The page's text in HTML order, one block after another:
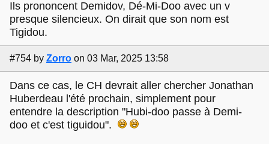
Ils prononcent Demidov, Dé-Mi-Doo avec un v
presque silencieux. On dirait que son nom est
Tigidou.
#754 by Zorro on 03 Mar, 2025 13:58
Dans ce cas, le CH devrait aller chercher Jonathan
Huberdeau l'été prochain, simplement pour
entendre la description "Hubi-doo passe à Demi-
doo et c'est tiguidou".